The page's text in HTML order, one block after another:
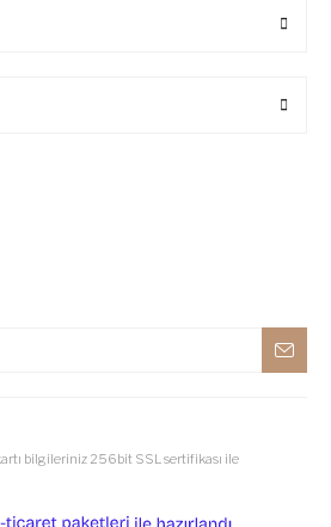
bilgileriniz 256bit SSL sertifikası ile
e-